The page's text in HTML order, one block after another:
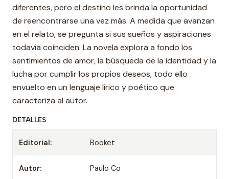
diferentes, pero el destino les brinda la oportunidad
de reencontrarse una vez más. A medida que avanzan
en el relato, se pregunta si sus sueños y aspiraciones
todavía coinciden. La novela explora a fondo los
sentimientos de amor, la búsqueda de la identidad y la
lucha por cumplir los propios deseos, todo ello
envuelto en un lenguaje lírico y poético que
caracteriza al autor.
DETALLES
Editorial: Booket
Autor: Paulo Co